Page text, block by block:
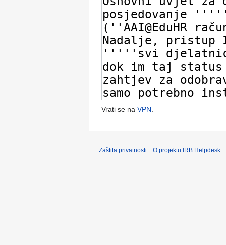
Vrati se na VPN.
Zaštita privatnosti O projektu IRB Helpdesk